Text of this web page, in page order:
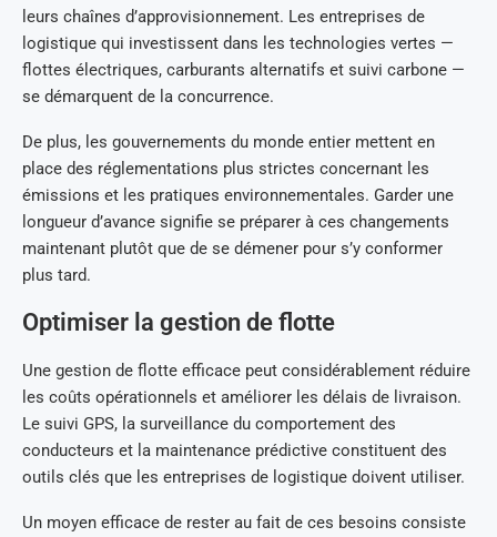
leurs chaînes d’approvisionnement. Les entreprises de
logistique qui investissent dans les technologies vertes —
flottes électriques, carburants alternatifs et suivi carbone —
se démarquent de la concurrence.
De plus, les gouvernements du monde entier mettent en
place des réglementations plus strictes concernant les
émissions et les pratiques environnementales. Garder une
longueur d’avance signifie se préparer à ces changements
maintenant plutôt que de se démener pour s’y conformer
plus tard.
Optimiser la gestion de flotte
Une gestion de flotte efficace peut considérablement réduire
les coûts opérationnels et améliorer les délais de livraison.
Le suivi GPS, la surveillance du comportement des
conducteurs et la maintenance prédictive constituent des
outils clés que les entreprises de logistique doivent utiliser.
Un moyen efficace de rester au fait de ces besoins consiste